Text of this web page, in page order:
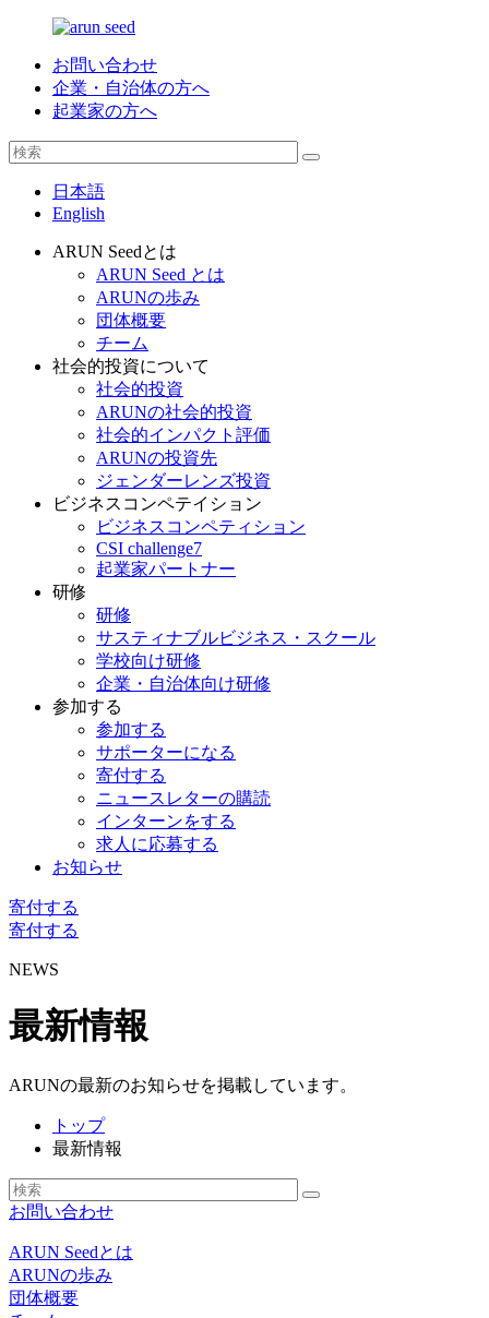
お問い合わせ
企業・自治体の方へ
起業家の方へ
日本語
English
ARUN Seedとは
ARUN Seed とは
ARUNの歩み
団体概要
チーム
社会的投資について
社会的投資
ARUNの社会的投資
社会的インパクト評価
ARUNの投資先
ジェンダーレンズ投資
ビジネスコンペテイション
ビジネスコンペティション
CSI challenge7
起業家パートナー
研修
研修
サスティナブルビジネス・スクール
学校向け研修
企業・自治体向け研修
参加する
参加する
サポーターになる
寄付する
ニュースレターの購読
インターンをする
求人に応募する
お知らせ
寄付する
寄付する
NEWS
最新情報
ARUNの最新のお知らせを掲載しています。
トップ
最新情報
お問い合わせ
ARUN Seedとは
ARUNの歩み
団体概要